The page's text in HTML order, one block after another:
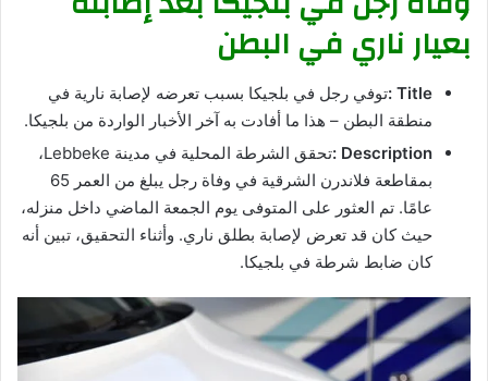
بعيار ناري في البطن
Title : توفي رجل في بلجيكا بسبب تعرضه لإصابة نارية في
منطقة البطن – هذا ما أفادت به آخر الأخبار الواردة من بلجيكا.
Description :
تحقق الشرطة المحلية في مدينة Lebbeke،
بمقاطعة فلاندرن الشرقية في وفاة رجل يبلغ من العمر 65
عامًا. تم العثور على المتوفى يوم الجمعة الماضي داخل منزله،
حيث كان قد تعرض لإصابة بطلق ناري. وأثناء التحقيق، تبين أنه
كان ضابط شرطة في بلجيكا.